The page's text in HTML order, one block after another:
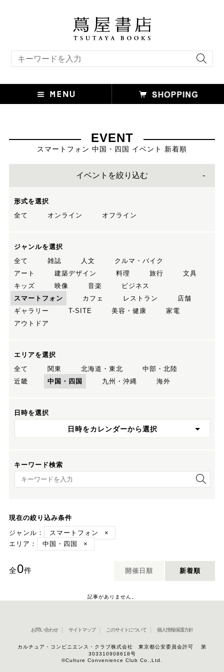
EVENT
スマートフォン 中国・四国 イベント 新着順
イベントを絞り込む
形式を選択
全て
オンライン オフライン
ジャンルを選択
全て
雑誌 人文
クルマ・バイク
アート
建築デザイン 料理 旅行
文具
キッズ
映像 音楽
ビジネス
スマートフォン
カフェ レストラン
店舗
ギャラリー
T-SITE 美容・健康
家電
アウトドア
エリアを選択
全て
関東 北海道・東北
中部・北陸
近畿
中国・四国 九州・沖縄 海外
日時を選択
日時をカレンダーから選択
キーワード検索
キーワード検索
現在の絞り込み条件
ジャンル：
スマートフォン
×
エリア：
中国・四国 ×
全0件 開催日順 新着順
記事がありません。
お問い合わせ サイトマップ このサイトについて 個人情報保護方針
カルチュア・コンビニエンス・クラブ株式会社 東京都公安委員会許可 第
303310908618号
©Culture Convenience Club Co.,Ltd.